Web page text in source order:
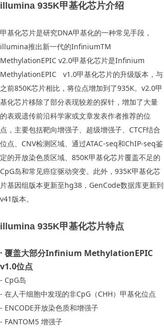
illumina 935K甲基化芯片介绍
甲基化芯片是研究DNA甲基化的一种常见手段，
illumina推出新一代的InfiniumTM
MethylationEPIC v2.0甲基化芯片是Infiniumﾠ
MethylationEPICﾠv1.0甲基化芯片的升级版本，与
之前850K芯片相比，将位点增加到了935K。v2.0甲
基化芯片移除了部分表现较差的探针，增加了大量
的表观遗传前沿科学家或文章发表作者推荐的位
点，主要包括靶向增强子、超级增强子、CTCF结合
位点、CNV检测区域、通过ATAC-seq和ChIP-seq鉴
定的开放染色质区域、850K甲基化芯片覆盖不足的
CpG岛和常见癌症驱动突变。此外，935K甲基化芯
片基因组版本更新至hg38，GenCode数据库更新到
v41版本。
illumina 935K甲基化芯片特点
· 覆盖大部分Infinium MethylationEPIC
v1.0位点
- CpG岛
- 在人干细胞中发现的非CpG（CHH）甲基化位点
- ENCODE开放染色质和增强子
- FANTOM5 增强子